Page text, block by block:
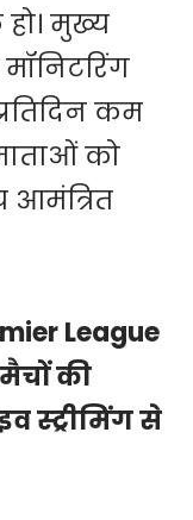
मुख्य
कम
को
आमंत्रित
League
की
स्ट्रीमिंग से